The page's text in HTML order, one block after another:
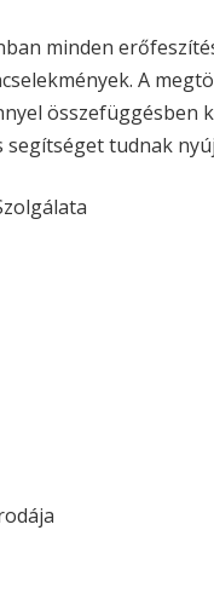
minden
A
összefüggésben
tudnak